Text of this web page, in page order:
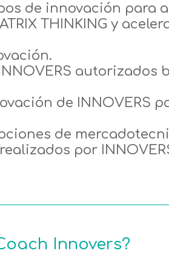
de innovación para
THINKING y
autorizados
de INNOVERS
de
por
Innovers?